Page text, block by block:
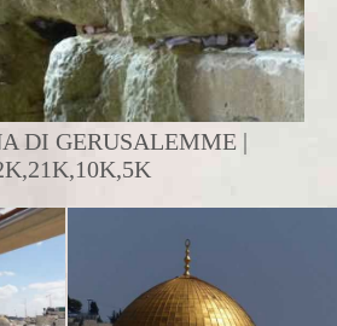
DI GERUSALEMME |